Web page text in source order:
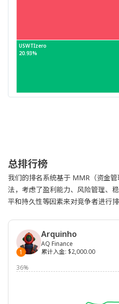
USWTIzero
20.93%
总排行榜
我们的排名系统基于 MMR（资金
法，考虑了盈利能力、风险管理、
平和持久性等因素来对竞争者进行排
1
Arquinho
AQ Finance
累计入金: $2,000.00
36%